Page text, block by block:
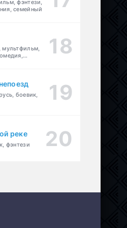
фэнтези,
семейный
боевик,
реке
фэнтези